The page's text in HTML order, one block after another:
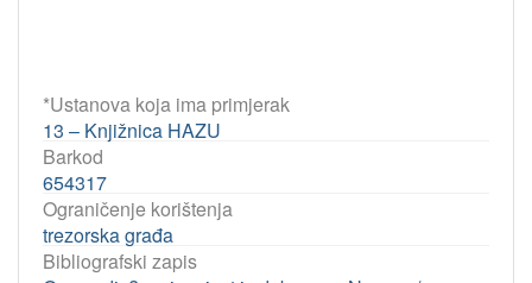
*Ustanova koja ima primjerak
13 – Knjižnica HAZU
Barkod
654317
Ograničenje korištenja
trezorska građa
Bibliografski zapis